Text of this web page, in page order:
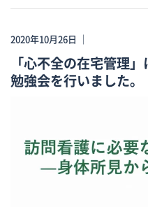
2020年10月26日 ｜
「心不全の在宅管理
勉強会を行いました。